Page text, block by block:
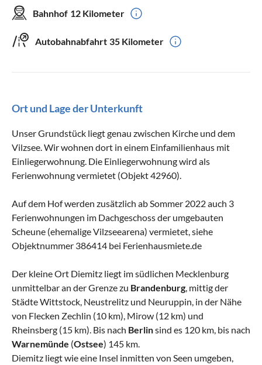
Bahnhof 12 Kilometer
Autobahnabfahrt 35 Kilometer
Ort und Lage der Unterkunft
Unser Grundstück liegt genau zwischen Kirche und dem
Vilzsee. Wir wohnen dort in einem Einfamilienhaus mit
Einliegerwohnung. Die Einliegerwohnung wird als
Ferienwohnung vermietet (Objekt 42960).
Auf dem Hof werden zusätzlich ab Sommer 2022 auch 3
Ferienwohnungen im Dachgeschoss der umgebauten
Scheune (ehemalige Vilzseearena) vermietet, siehe
Objektnummer 386414 bei Ferienhausmiete.de
Der kleine Ort Diemitz liegt im südlichen Mecklenburg
unmittelbar an der Grenze zu Brandenburg , mittig der
Städte Wittstock, Neustrelitz und Neuruppin, in der Nähe
von Flecken Zechlin (10 km), Mirow (12 km) und
Rheinsberg (15 km). Bis nach Berlinsind es 120 km, bis nach
Warnemünde (Ostsee) 145 km.
Diemitz liegt wie eine Insel inmitten von Seen umgeben,